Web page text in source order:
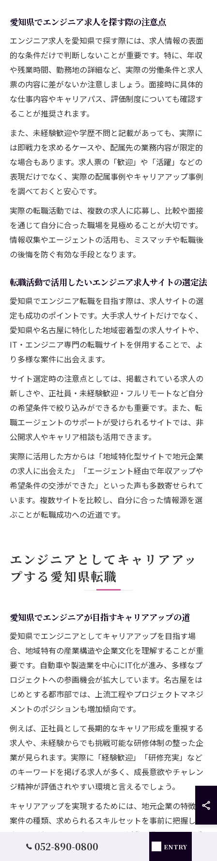
愛知県でエンジニア求人を探す際の注意点
エンジニア求人を愛知県で探す際には、求人情報の表面
的な条件だけで判断しないことが重要です。特に、年収
や残業時間、勤務地の詳細など、実際の労働条件と求人
票の内容に差がないか注意しましょう。面接時に具体的
な仕事内容やキャリアパス、評価制度についても確認す
ることが推奨されます。
また、未経験歓迎や学歴不問と記載があっても、実際に
は即戦力を求めるケースや、配属先の業務内容が限定的
な場合もあります。求人票の「歓迎」や「活躍」などの
表現だけでなく、実際の配属事例やキャリアアップ事例
を調べておくと安心です。
実際の転職活動では、複数の求人に応募し、比較や面接
を通じて自分に合った職場を見極めることが大切です。
情報収集やエージェントの活用も、ミスマッチや転職後
の後悔を防ぐ有効な手段となります。
転職活動で活用したいエンジニア求人サイトの選定法
愛知県でエンジニア転職を目指す際は、求人サイトの選
定も成功のポイントです。大手求人サイトだけでなく、
愛知県や名古屋に特化した地域密着型の求人サイトや、
IT・エンジニア専門の転職サイトを併用することで、よ
り多様な案件に出会えます。
サイト選定時の注意点としては、掲載されている求人の
新しさや、正社員・未経験歓迎・フルリモートなど自分
の希望条件で絞り込みができるかも重要です。また、転
職エージェントのサポートが受けられるサイトでは、非
公開求人やキャリア相談も活用できます。
実際に活用した方からは「地域特化型サイトで地元企業
の求人に出会えた」「エージェント経由で年収アップや
希望条件の交渉ができた」といった声も多数寄せられて
います。複数サイトを比較し、自分に合った情報源を選
ぶことが転職成功への近道です。
エンジニアとしてキャリアアッ
プする愛知県転職
愛知県でエンジニアが目指すキャリアアップの道
愛知県でエンジニアとしてキャリアアップを目指す場
合、地域特有の産業構造や企業文化を理解することが重
要です。自動車や製造業を中心にIT化が進み、多様なプ
ロジェクトへの参画機会が拡大しています。名古屋をは
じめとする都市部では、上流工程やプロジェクトマネジ
メントのポジションも増加傾向です。
例えば、正社員として長期的なキャリア形成を重視する
求人や、未経験からでも挑戦可能な研修体制の整った企
業が見られます。実際に「経験歓迎」「研修充実」など
のキーワードを掲げる求人が多く、成長意欲やチャレン
ジ精神が評価されやすい環境と言えるでしょう。
キャリアアップを実現するためには、地元企業の特徴や
案件の種類、求められるスキルセットを事前に把握し、
自分の希望と照らし合わせて転職活動を進めることが成
功のポイントです。
052-890-0800 ENTRY